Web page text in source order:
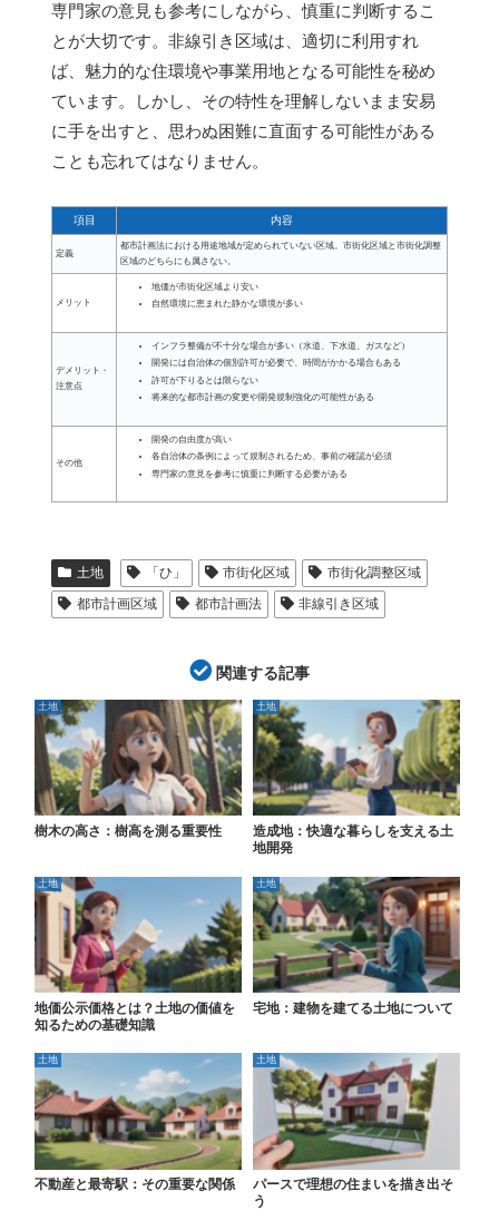
専門家の意見も参考にしながら、慎重に判断するこ
とが大切です。非線引き区域は、適切に利用すれ
ば、魅力的な住環境や事業用地となる可能性を秘め
ています。しかし、その特性を理解しないまま安易
に手を出すと、思わぬ困難に直面する可能性がある
ことも忘れてはなりません。
項目 内容
定義
都市計画法における用途地域が定められていない区域。市街化区域と市街化調整
区域のどちらにも属さない。
メリット
地価が市街化区域より安い
自然環境に恵まれた静かな環境が多い
デメリット・
注意点
インフラ整備が不十分な場合が多い（水道、下水道、ガスなど）
開発には自治体の個別許可が必要で、時間がかかる場合もある
許可が下りるとは限らない
将来的な都市計画の変更や開発規制強化の可能性がある
その他
開発の自由度が高い
各自治体の条例によって規制されるため、事前の確認が必須
専門家の意見を参考に慎重に判断する必要がある
土地 「ひ」 市街化区域
市街化調整区域
都市計画区域
都市計画法 非線引き区域
関連する記事
土地
樹木の高さ：樹高を測る重要性
土地
造成地：快適な暮らしを支える土
地開発
土地
地価公示価格とは？土地の価値を
知るための基礎知識
土地
宅地：建物を建てる土地について
土地
不動産と最寄駅：その重要な関係
土地
パースで理想の住まいを描き出そ
う